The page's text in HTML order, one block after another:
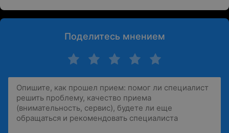
Поделитесь мнением